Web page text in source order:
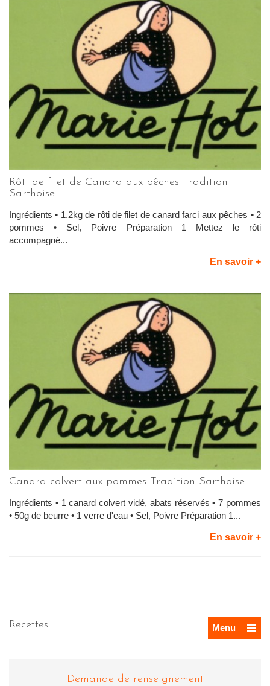
Rôti de filet de Canard aux pêches Tradition
Sarthoise
Ingrédients • 1.2kg de rôti de filet de canard farci aux pêches • 2
pommes • Sel, Poivre Préparation 1 Mettez le rôti
accompagné...
En savoir +
Canard colvert aux pommes Tradition Sarthoise
Ingrédients • 1 canard colvert vidé, abats réservés • 7 pommes
• 50g de beurre • 1 verre d'eau • Sel, Poivre Préparation 1...
En savoir +
Recettes Menu
Demande de renseignement